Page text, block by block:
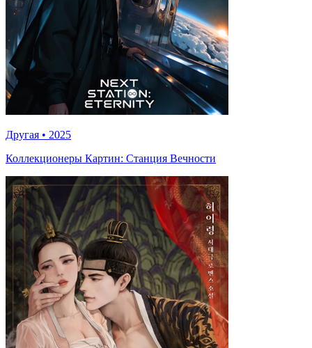
Другая • 2025
Коллекционеры Картин: Станция Вечности